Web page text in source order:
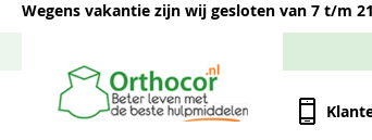
Wegens vakantie zijn wij gesloten van 7 t/m